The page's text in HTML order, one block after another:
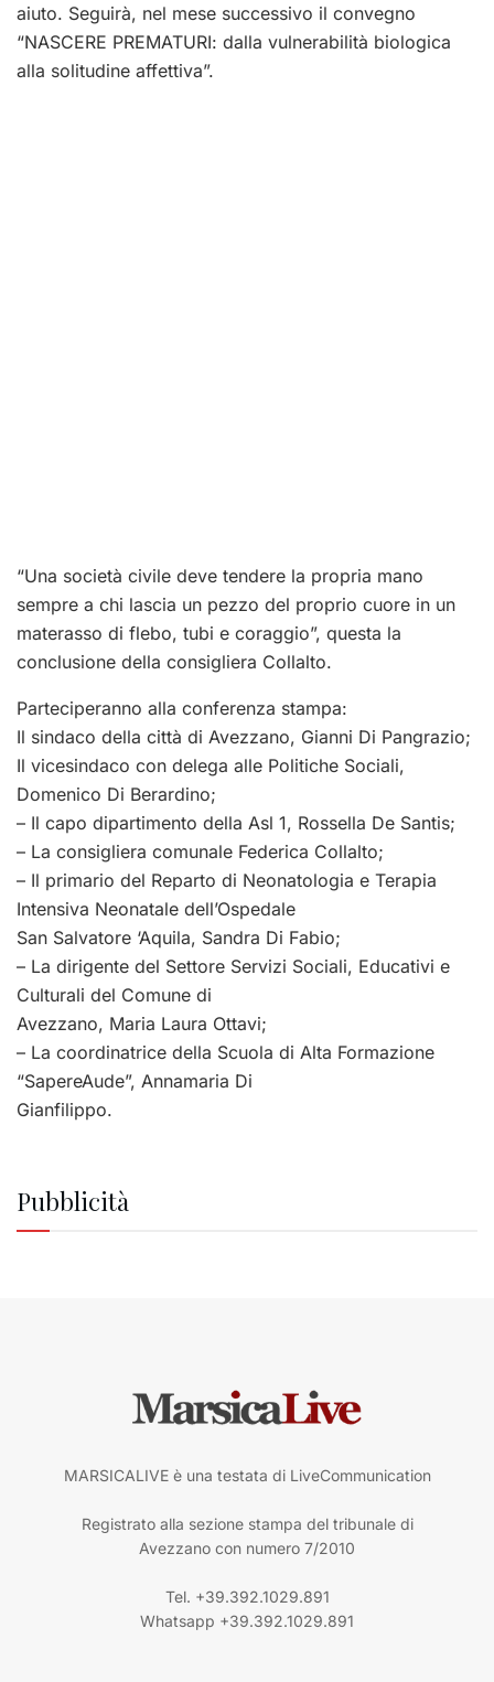
aiuto. Seguirà, nel mese successivo il convegno
“NASCERE PREMATURI: dalla vulnerabilità biologica
alla solitudine affettiva”.
“Una società civile deve tendere la propria mano
sempre a chi lascia un pezzo del proprio cuore in un
materasso di flebo, tubi e coraggio”, questa la
conclusione della consigliera Collalto.
Parteciperanno alla conferenza stampa:
Il sindaco della città di Avezzano, Gianni Di Pangrazio;
Il vicesindaco con delega alle Politiche Sociali,
Domenico Di Berardino;
– Il capo dipartimento della Asl 1, Rossella De Santis;
– La consigliera comunale Federica Collalto;
– Il primario del Reparto di Neonatologia e Terapia
Intensiva Neonatale dell’Ospedale
San Salvatore ‘Aquila, Sandra Di Fabio;
– La dirigente del Settore Servizi Sociali, Educativi e
Culturali del Comune di
Avezzano, Maria Laura Ottavi;
– La coordinatrice della Scuola di Alta Formazione
“SapereAude”, Annamaria Di
Gianfilippo.
Pubblicità
MARSICALIVE è una testata di LiveCommunication
Registrato alla sezione stampa del tribunale di
Avezzano con numero 7/2010
Tel. +39.392.1029.891
Whatsapp +39.392.1029.891